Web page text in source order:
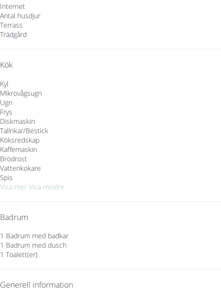
Internet
Antal husdjur
Terrass
Trädgård
Kök
Kyl
Mikrovågsugn
Ugn
Frys
Diskmaskin
Tallrikar/Bestick
Köksredskap
Kaffemaskin
Brödrost
Vattenkokare
Spis
Visa mer Visa mindre
Badrum
1 Badrum med badkar
1 Badrum med dusch
1 Toalett(er)
Generell information